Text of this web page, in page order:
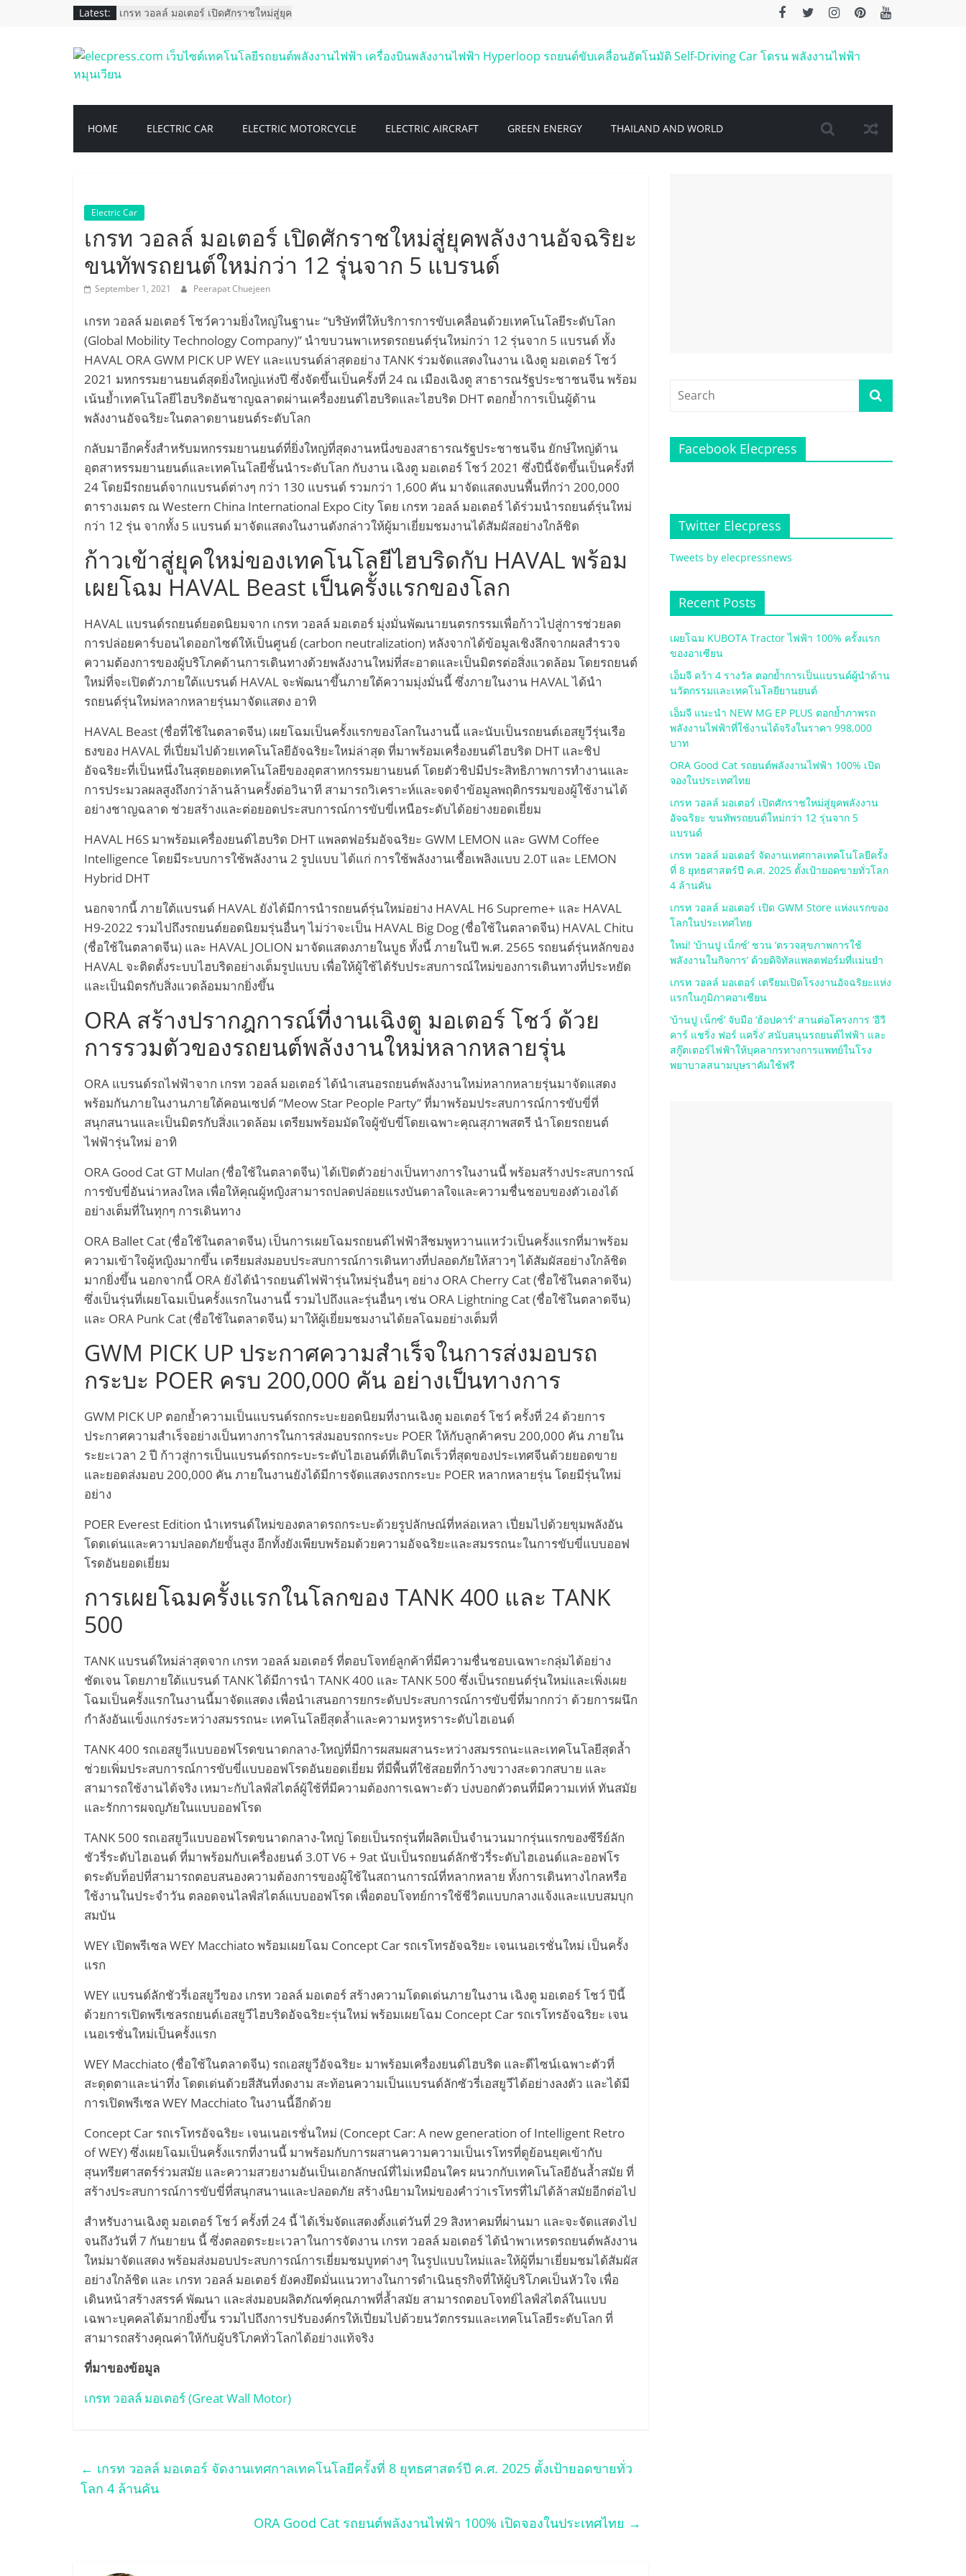
Latest:
เกรท วอลล์ มอเตอร์ เปิดศักราชใหม่สู่ยุค
เผยโฉม KUBOTA Tractor ไฟฟ้า 100%
ครั้งแรกของอาเซียน
เอ็มจี แนะนำ NEW MG EP PLUS
จริงในราคา 998,000 บาท
elecpress.com
เว็บไซต์
เทคโนโลยี
รถยนต์
พลังงาน
ไฟฟ้า
เครื่อง
บิน
พลังงาน
ไฟฟ้า
Hyperloop
รถยนต์
ขับ
เคลื่อน
อัตโนมัติ
Self-
Driving
Car
โดรน
พลังงาน
ไฟฟ้า
หมุนเวียน
เว็บไซต์
เทคโนโลยี
พลังงาน
ไฟฟ้า
เครื่อง
บิน
ไฟฟ้า
Hyperloop
รถยนต์
ขับ
เคลื่อน
อัตโนมัติ
Driving
Car
โดรน
ไฟฟ้า
หมุนเวียน
HOME ELECTRIC CAR ELECTRIC MOTORCYCLE ELECTRIC AIRCRAFT GREEN ENERGY THAILAND AND WORLD
Electric Car
เกรท วอลล์ มอเตอร์ เปิดศักราชใหม่สู่ยุคพลังงานอัจฉริยะ
ขนทัพรถยนต์ใหม่กว่า 12 รุ่นจาก 5 แบรนด์
September 1, 2021 Peerapat Chuejeen
เกรท วอลล์ มอเตอร์ โชว์ความยิ่งใหญ่ในฐานะ “บริษัทที่ให้บริการการขับเคลื่อนด้วยเทคโนโลยีระดับโลก
(Global Mobility Technology Company)” นำขบวนพาเหรดรถยนต์รุ่นใหม่กว่า 12 รุ่นจาก 5 แบรนด์ ทั้ง
HAVAL ORA GWM PICK UP WEY และแบรนด์ล่าสุดอย่าง TANK ร่วมจัดแสดงในงาน เฉิงตู มอเตอร์ โชว์
2021 มหกรรมยานยนต์สุดยิ่งใหญ่แห่งปี ซึ่งจัดขึ้นเป็นครั้งที่ 24 ณ เมืองเฉิงตู สาธารณรัฐประชาชนจีน พร้อม
เน้นย้ำเทคโนโลยีไฮบริดอันชาญฉลาดผ่านเครื่องยนต์ไฮบริดและไฮบริด DHT ตอกย้ำการเป็นผู้ด้าน
พลังงานอัจฉริยะในตลาดยานยนต์ระดับโลก
กลับมาอีกครั้งสำหรับมหกรรมยานยนต์ที่ยิ่งใหญ่ที่สุดงานหนึ่งของสาธารณรัฐประชาชนจีน ยักษ์ใหญ่ด้าน
อุตสาหรรมยานยนต์และเทคโนโลยีชั้นนำระดับโลก กับงาน เฉิงตู มอเตอร์ โชว์ 2021 ซึ่งปีนี้จัดขึ้นเป็นครั้งที่
24 โดยมีรถยนต์จากแบรนด์ต่างๆ กว่า 130 แบรนด์ รวมกว่า 1,600 คัน มาจัดแสดงบนพื้นที่กว่า 200,000
ตารางเมตร ณ Western China International Expo City โดย เกรท วอลล์ มอเตอร์ ได้ร่วมนำรถยนต์รุ่นใหม่
กว่า 12 รุ่น จากทั้ง 5 แบรนด์ มาจัดแสดงในงานดังกล่าวให้ผู้มาเยี่ยมชมงานได้สัมผัสอย่างใกล้ชิด
ก้าวเข้าสู่ยุคใหม่ของเทคโนโลยีไฮบริดกับ HAVAL พร้อม
เผยโฉม HAVAL Beast เป็นครั้งแรกของโลก
HAVAL แบรนด์รถยนต์ยอดนิยมจาก เกรท วอลล์ มอเตอร์ มุ่งมั่นพัฒนายนตรกรรมเพื่อก้าวไปสู่การช่วยลด
การปล่อยคาร์บอนไดออกไซด์ให้เป็นศูนย์ (carbon neutralization) หลังจากได้ข้อมูลเชิงลึกจากผลสำรวจ
ความต้องการของผู้บริโภคด้านการเดินทางด้วยพลังงานใหม่ที่สะอาดและเป็นมิตรต่อสิ่งแวดล้อม โดยรถยนต์
ใหม่ที่จะเปิดตัวภายใต้แบรนด์ HAVAL จะพัฒนาขึ้นภายใต้ความมุ่งมั่นนี้ ซึ่งภายในงาน HAVAL ได้นำ
รถยนต์รุ่นใหม่หลากหลายรุ่นมาจัดแสดง อาทิ
HAVAL Beast (ชื่อที่ใช้ในตลาดจีน) เผยโฉมเป็นครั้งแรกของโลกในงานนี้ และนับเป็นรถยนต์เอสยูวีรุ่นเรือ
ธงของ HAVAL ที่เปี่ยมไปด้วยเทคโนโลยีอัจฉริยะใหม่ล่าสุด ที่มาพร้อมเครื่องยนต์ไฮบริด DHT และชิป
อัจฉริยะที่เป็นหนึ่งในสุดยอดเทคโนโลยีของอุตสาหกรรมยานยนต์ โดยตัวชิปมีประสิทธิภาพการทำงานและ
การประมวลผลสูงถึงกว่าล้านล้านครั้งต่อวินาที สามารถวิเคราะห์และจดจำข้อมูลพฤติกรรมของผู้ใช้งานได้
อย่างชาญฉลาด ช่วยสร้างและต่อยอดประสบการณ์การขับขี่เหนือระดับได้อย่างยอดเยี่ยม
HAVAL H6S มาพร้อมเครื่องยนต์ไฮบริด DHT แพลตฟอร์มอัจฉริยะ GWM LEMON และ GWM Coffee
Intelligence โดยมีระบบการใช้พลังงาน 2 รูปแบบ ได้แก่ การใช้พลังงานเชื้อเพลิงแบบ 2.0T และ LEMON
Hybrid DHT
นอกจากนี้ ภายใต้แบรนด์ HAVAL ยังได้มีการนำรถยนต์รุ่นใหม่อย่าง HAVAL H6 Supreme+ และ HAVAL
H9-2022 รวมไปถึงรถยนต์ยอดนิยมรุ่นอื่นๆ ไม่ว่าจะเป็น HAVAL Big Dog (ชื่อใช้ในตลาดจีน) HAVAL Chitu
(ชื่อใช้ในตลาดจีน) และ HAVAL JOLION มาจัดแสดงภายในบูธ ทั้งนี้ ภายในปี พ.ศ. 2565 รถยนต์รุ่นหลักของ
HAVAL จะติดตั้งระบบไฮบริดอย่างเต็มรูปแบบ เพื่อให้ผู้ใช้ได้รับประสบการณ์ใหม่ของการเดินทางที่ประหยัด
และเป็นมิตรกับสิ่งแวดล้อมมากยิ่งขึ้น
ORA สร้างปรากฎการณ์ที่งานเฉิงตู มอเตอร์ โชว์ ด้วย
การรวมตัวของรถยนต์พลังงานใหม่หลากหลายรุ่น
ORA แบรนด์รถไฟฟ้าจาก เกรท วอลล์ มอเตอร์ ได้นำเสนอรถยนต์พลังงานใหม่หลากหลายรุ่นมาจัดแสดง
พร้อมกันภายในงานภายใต้คอนเซปต์ “Meow Star People Party” ที่มาพร้อมประสบการณ์การขับขี่ที่
สนุกสนานและเป็นมิตรกับสิ่งแวดล้อม เตรียมพร้อมมัดใจผู้ขับขี่โดยเฉพาะคุณสุภาพสตรี นำโดยรถยนต์
ไฟฟ้ารุ่นใหม่ อาทิ
ORA Good Cat GT Mulan (ชื่อใช้ในตลาดจีน) ได้เปิดตัวอย่างเป็นทางการในงานนี้ พร้อมสร้างประสบการณ์
การขับขี่อันน่าหลงใหล เพื่อให้คุณผู้หญิงสามารถปลดปล่อยแรงบันดาลใจและความชื่นชอบของตัวเองได้
อย่างเต็มที่ในทุกๆ การเดินทาง
ORA Ballet Cat (ชื่อใช้ในตลาดจีน) เป็นการเผยโฉมรถยนต์ไฟฟ้าสีชมพูหวานแหว๋วเป็นครั้งแรกที่มาพร้อม
ความเข้าใจผู้หญิงมากขึ้น เตรียมส่งมอบประสบการณ์การเดินทางที่ปลอดภัยให้สาวๆ ได้สัมผัสอย่างใกล้ชิด
มากยิ่งขึ้น นอกจากนี้ ORA ยังได้นำรถยนต์ไฟฟ้ารุ่นใหม่รุ่นอื่นๆ อย่าง ORA Cherry Cat (ชื่อใช้ในตลาดจีน)
ซึ่งเป็นรุ่นที่เผยโฉมเป็นครั้งแรกในงานนี้ รวมไปถึงและรุ่นอื่นๆ เช่น ORA Lightning Cat (ชื่อใช้ในตลาดจีน)
และ ORA Punk Cat (ชื่อใช้ในตลาดจีน) มาให้ผู้เยี่ยมชมงานได้ยลโฉมอย่างเต็มที่
GWM PICK UP ประกาศความสำเร็จในการส่งมอบรถ
กระบะ POER ครบ 200,000 คัน อย่างเป็นทางการ
GWM PICK UP ตอกย้ำความเป็นแบรนด์รถกระบะยอดนิยมที่งานเฉิงตู มอเตอร์ โชว์ ครั้งที่ 24 ด้วยการ
ประกาศความสำเร็จอย่างเป็นทางการในการส่งมอบรถกระบะ POER ให้กับลูกค้าครบ 200,000 คัน ภายใน
ระยะเวลา 2 ปี ก้าวสู่การเป็นแบรนด์รถกระบะระดับไฮเอนด์ที่เติบโตเร็วที่สุดของประเทศจีนด้วยยอดขาย
และยอดส่งมอบ 200,000 คัน ภายในงานยังได้มีการจัดแสดงรถกระบะ POER หลากหลายรุ่น โดยมีรุ่นใหม่
อย่าง
POER Everest Edition นำเทรนด์ใหม่ของตลาดรถกระบะด้วยรูปลักษณ์ที่หล่อเหลา เปี่ยมไปด้วยขุมพลังอัน
โดดเด่นและความปลอดภัยขั้นสูง อีกทั้งยังเพียบพร้อมด้วยความอัจฉริยะและสมรรถนะในการขับขี่แบบออฟ
โรดอันยอดเยี่ยม
การเผยโฉมครั้งแรกในโลกของ TANK 400 และ TANK
500
TANK แบรนด์ใหม่ล่าสุดจาก เกรท วอลล์ มอเตอร์ ที่ตอบโจทย์ลูกค้าที่มีความชื่นชอบเฉพาะกลุ่มได้อย่าง
ชัดเจน โดยภายใต้แบรนด์ TANK ได้มีการนำ TANK 400 และ TANK 500 ซึ่งเป็นรถยนต์รุ่นใหม่และเพิ่งเผย
โฉมเป็นครั้งแรกในงานนี้มาจัดแสดง เพื่อนำเสนอการยกระดับประสบการณ์การขับขี่ที่มากกว่า ด้วยการผนึก
กำลังอันแข็งแกร่งระหว่างสมรรถนะ เทคโนโลยีสุดล้ำและความหรูหราระดับไฮเอนด์
TANK 400 รถเอสยูวีแบบออฟโรดขนาดกลาง-ใหญ่ที่มีการผสมผสานระหว่างสมรรถนะและเทคโนโลยีสุดล้ำ
ช่วยเพิ่มประสบการณ์การขับขี่แบบออฟโรดอันยอดเยี่ยม ที่มีพื้นที่ใช้สอยที่กว้างขวางสะดวกสบาย และ
สามารถใช้งานได้จริง เหมาะกับไลฟ์สไตล์ผู้ใช้ที่มีความต้องการเฉพาะตัว บ่งบอกตัวตนที่มีความเท่ห์ ทันสมัย
และรักการผจญภัยในแบบออฟโรด
TANK 500 รถเอสยูวีแบบออฟโรดขนาดกลาง-ใหญ่ โดยเป็นรถรุ่นที่ผลิตเป็นจำนวนมากรุ่นแรกของซีรีย์ลัก
ชัวรี่ระดับไฮเอนด์ ที่มาพร้อมกับเครื่องยนต์ 3.0T V6 + 9at นับเป็นรถยนต์ลักชัวรี่ระดับไฮเอนด์และออฟโร
ดระดับท็อปที่สามารถตอบสนองความต้องการของผู้ใช้ในสถานการณ์ที่หลากหลาย ทั้งการเดินทางไกลหรือ
ใช้งานในประจำวัน ตลอดจนไลฟ์สไตล์แบบออฟโรด เพื่อตอบโจทย์การใช้ชีวิตแบบกลางแจ้งและแบบสมบุก
สมบัน
WEY เปิดพรีเซล WEY Macchiato พร้อมเผยโฉม Concept Car รถเรโทรอัจฉริยะ เจนเนอเรชั่นใหม่ เป็นครั้ง
แรก
WEY แบรนด์ลักชัวรี่เอสยูวีของ เกรท วอลล์ มอเตอร์ สร้างความโดดเด่นภายในงาน เฉิงตู มอเตอร์ โชว์ ปีนี้
ด้วยการเปิดพรีเซลรถยนต์เอสยูวีไฮบริดอัจฉริยะรุ่นใหม่ พร้อมเผยโฉม Concept Car รถเรโทรอัจฉริยะ เจน
เนอเรชั่นใหม่เป็นครั้งแรก
WEY Macchiato (ชื่อใช้ในตลาดจีน) รถเอสยูวีอัจฉริยะ มาพร้อมเครื่องยนต์ไฮบริด และดีไซน์เฉพาะตัวที่
สะดุดตาและน่าทึ่ง โดดเด่นด้วยสีสันที่งดงาม สะท้อนความเป็นแบรนด์ลักซัวรี่เอสยูวีได้อย่างลงตัว และได้มี
การเปิดพรีเซล WEY Macchiato ในงานนี้อีกด้วย
Concept Car รถเรโทรอัจฉริยะ เจนเนอเรชั่นใหม่ (Concept Car: A new generation of Intelligent Retro
of WEY) ซึ่งเผยโฉมเป็นครั้งแรกที่งานนี้ มาพร้อมกับการผสานความความเป็นเรโทรที่ดูย้อนยุคเข้ากับ
สุนทรียศาสตร์ร่วมสมัย และความสวยงามอันเป็นเอกลักษณ์ที่ไม่เหมือนใคร ผนวกกับเทคโนโลยีอันล้ำสมัย ที่
สร้างประสบการณ์การขับขี่ที่สนุกสนานและปลอดภัย สร้างนิยามใหม่ของคำว่าเรโทรที่ไม่ได้ล้าสมัยอีกต่อไป
สำหรับงานเฉิงตู มอเตอร์ โชว์ ครั้งที่ 24 นี้ ได้เริ่มจัดแสดงตั้งแต่วันที่ 29 สิงหาคมที่ผ่านมา และจะจัดแสดงไป
จนถึงวันที่ 7 กันยายน นี้ ซึ่งตลอดระยะเวลาในการจัดงาน เกรท วอลล์ มอเตอร์ ได้นำพาเหรดรถยนต์พลังงาน
ใหม่มาจัดแสดง พร้อมส่งมอบประสบการณ์การเยี่ยมชมบูทต่างๆ ในรูปแบบใหม่และให้ผู้ที่มาเยี่ยมชมได้สัมผัส
อย่างใกล้ชิด และ เกรท วอลล์ มอเตอร์ ยังคงยึดมั่นแนวทางในการดำเนินธุรกิจที่ให้ผู้บริโภคเป็นหัวใจ เพื่อ
เดินหน้าสร้างสรรค์ พัฒนา และส่งมอบผลิตภัณฑ์คุณภาพที่ล้ำสมัย สามารถตอบโจทย์ไลฟ์สไตล์ในแบบ
เฉพาะบุคคลได้มากยิ่งขึ้น รวมไปถึงการปรับองค์กรให้เปี่ยมไปด้วยนวัตกรรมและเทคโนโลยีระดับโลก ที่
สามารถสร้างคุณค่าให้กับผู้บริโภคทั่วโลกได้อย่างแท้จริง
ที่มาของข้อมูล
เกรท วอลล์ มอเตอร์ (Great Wall Motor)
← เกรท วอลล์ มอเตอร์ จัดงานเทศกาลเทคโนโลยีครั้งที่ 8 ยุทธศาสตร์ปี ค.ศ. 2025 ตั้งเป้ายอดขายทั่ว
โลก 4 ล้านคัน
ORA Good Cat รถยนต์พลังงานไฟฟ้า 100% เปิดจองในประเทศไทย →
Facebook Elecpress
Twitter Elecpress
Tweets by elecpressnews
Recent Posts
เผยโฉม KUBOTA Tractor ไฟฟ้า 100% ครั้งแรก
ของอาเซียน
เอ็มจี คว้า 4 รางวัล ตอกย้ำการเป็นแบรนด์ผู้นำด้าน
นวัตกรรมและเทคโนโลยียานยนต์
เอ็มจี แนะนำ NEW MG EP PLUS ตอกย้ำภาพรถ
พลังงานไฟฟ้าที่ใช้งานได้จริงในราคา 998,000
บาท
ORA Good Cat รถยนต์พลังงานไฟฟ้า 100% เปิด
จองในประเทศไทย
เกรท วอลล์ มอเตอร์ เปิดศักราชใหม่สู่ยุคพลังงาน
อัจฉริยะ ขนทัพรถยนต์ใหม่กว่า 12 รุ่นจาก 5
แบรนด์
เกรท วอลล์ มอเตอร์ จัดงานเทศกาลเทคโนโลยีครั้ง
ที่ 8 ยุทธศาสตร์ปี ค.ศ. 2025 ตั้งเป้ายอดขายทั่วโลก
4 ล้านคัน
เกรท วอลล์ มอเตอร์ เปิด GWM Store แห่งแรกของ
โลกในประเทศไทย
ใหม่! ‘บ้านปู เน็กซ์’ ชวน ‘ตรวจสุขภาพการใช้
พลังงานในกิจการ’ ด้วยดิจิทัลแพลตฟอร์มที่แม่นยำ
เกรท วอลล์ มอเตอร์ เตรียมเปิดโรงงานอัจฉริยะแห่ง
แรกในภูมิภาคอาเซียน
‘บ้านปู เน็กซ์’ จับมือ ‘ฮ้อปคาร์’ สานต่อโครงการ ‘อีวี
คาร์ แชริ่ง ฟอร์ แคริ่ง’ สนับสนุนรถยนต์ไฟฟ้า และ
สกู๊ตเตอร์ไฟฟ้าให้บุคลากรทางการแพทย์ในโรง
พยาบาลสนามบุษราคัมใช้ฟรี